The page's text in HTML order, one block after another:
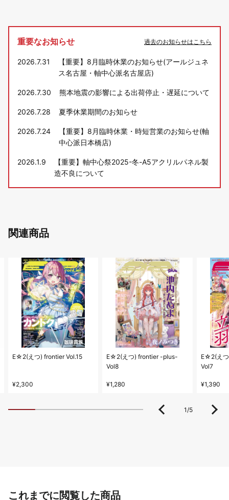
重要なお知らせ 過去のお知らせはこちら
2026.7.31
【重要】8月臨時休業のお知らせ(アールジュネ
ス名古屋・軸中心派名古屋店)
2026.7.30 熊本地震の影響による出荷停止・遅延について
2026.7.28 夏季休業期間のお知らせ
2026.7.24
【重要】8月臨時休業・時短営業のお知らせ(軸
中心派日本橋店)
2026.1.9
【重要】軸中心祭2025-冬-A5アクリルパネル製
造不良について
関連商品
E☆2(えつ) frontier Vol.15
¥2,300
E☆2(えつ) frontier -plus-
Vol8
¥1,280
E☆2(え
Vol7
¥1,390
1 /5
これまでに閲覧した商品